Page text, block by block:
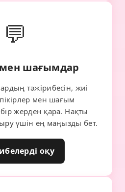
💬
мен шағымдар
тәжірибесін, жиі
мен шағым
жерден қара. Нақты
үшін ең маңызды бет.
оқу